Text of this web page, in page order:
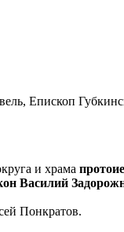
Епископ
и храма
Василий
Понкратов.